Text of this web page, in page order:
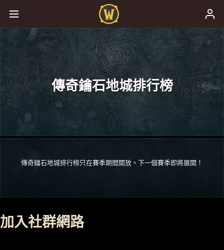
傳奇鑰石地城排行榜
傳奇鑰石地城排行榜只在賽季期間開放。下一個賽季即將展開！
加入社群網路